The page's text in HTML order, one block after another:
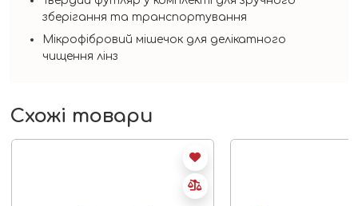
зберігання та транспортування
Мікрофібровий мішечок для делікатного
чищення лінз
Схожі товари